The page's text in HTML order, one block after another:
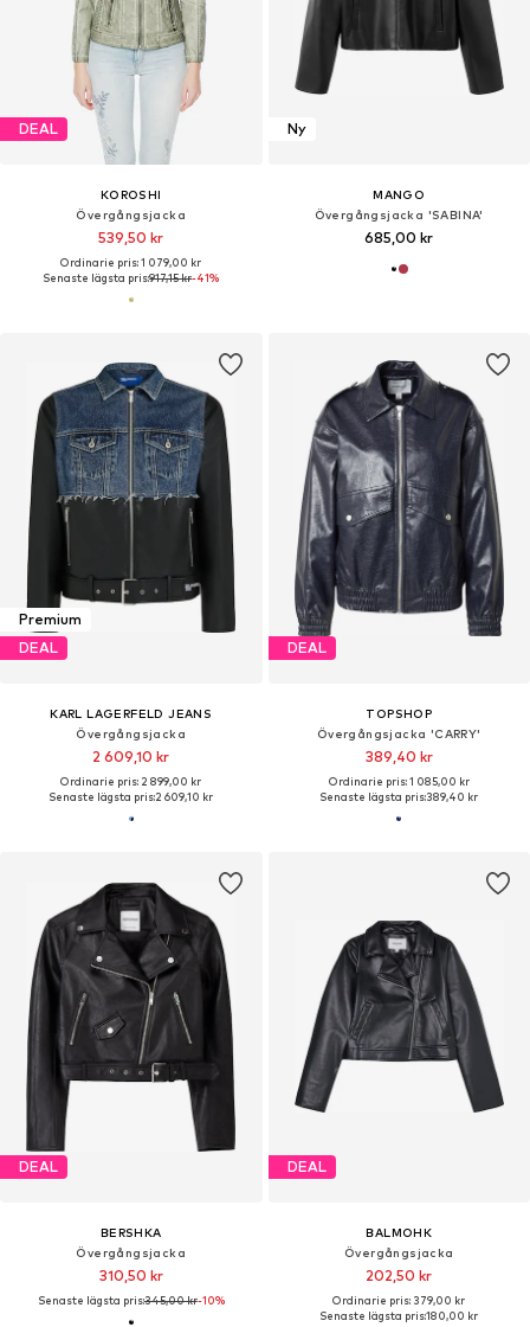
DEAL
KOROSHI
Övergångsjacka
539,50 kr
Ordinarie pris: 1 079,00 kr
Senaste lägsta pris:917,15 kr-41%
Ny
MANGO
Övergångsjacka 'SABINA'
685,00 kr
Premium
DEAL
KARL LAGERFELD JEANS
Övergångsjacka
2 609,10 kr
Ordinarie pris: 2 899,00 kr
Senaste lägsta pris:2 609,10 kr
DEAL
TOPSHOP
Övergångsjacka 'CARRY'
389,40 kr
Ordinarie pris: 1 085,00 kr
Senaste lägsta pris:389,40 kr
DEAL
BERSHKA
Övergångsjacka
310,50 kr
Senaste lägsta pris:345,00 kr-10%
DEAL
BALMOHK
Övergångsjacka
202,50 kr
Ordinarie pris: 379,00 kr
Senaste lägsta pris:180,00 kr